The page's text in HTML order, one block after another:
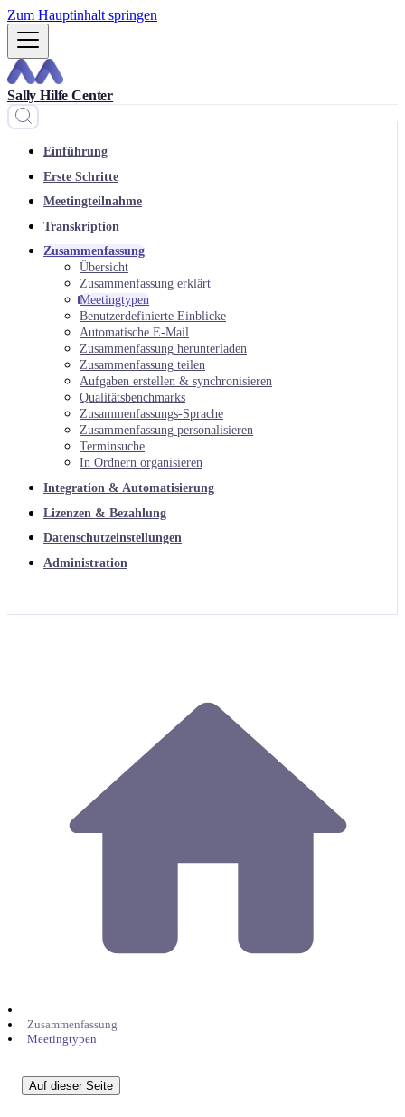
Zum Hauptinhalt springen
Sally Hilfe Center
Einführung
Erste Schritte
Meetingteilnahme
Transkription
Zusammenfassung
Übersicht
Zusammenfassung erklärt
Meetingtypen
Benutzerdefinierte Einblicke
Automatische E-Mail
Zusammenfassung herunterladen
Zusammenfassung teilen
Aufgaben erstellen & synchronisieren
Qualitätsbenchmarks
Zusammenfassungs-Sprache
Zusammenfassung personalisieren
Terminsuche
In Ordnern organisieren
Integration & Automatisierung
Lizenzen & Bezahlung
Datenschutzeinstellungen
Administration
Zusammenfassung
Meetingtypen
Auf dieser Seite